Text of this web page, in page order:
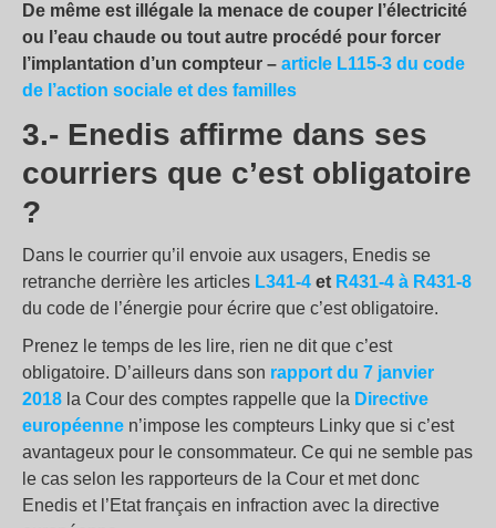
De même est illégale la menace de couper l’électricité
ou l’eau chaude ou tout autre procédé pour forcer
l’implantation d’un compteur – article L115-3 du code
de l’action sociale et des familles
3.- Enedis affirme dans ses
courriers que c’est obligatoire
?
Dans le courrier qu’il envoie aux usagers, Enedis se
retranche derrière les articles L341-4 et R431-4 à R431-8
du code de l’énergie pour écrire que c’est obligatoire.
Prenez le temps de les lire, rien ne dit que c’est
obligatoire. D’ailleurs dans son rapport du 7 janvier
2018 la Cour des comptes rappelle que la Directive
européenne n’impose les compteurs Linky que si c’est
avantageux pour le consommateur. Ce qui ne semble pas
le cas selon les rapporteurs de la Cour et met donc
Enedis et l’Etat français en infraction avec la directive